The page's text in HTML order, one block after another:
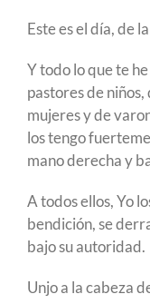
Este es el día, de
Y todo lo que te
pastores de
mujeres y de
los tengo
mano derecha y
A todos ellos, Yo
bendición, se
bajo su autoridad.
Unjo a la cabeza